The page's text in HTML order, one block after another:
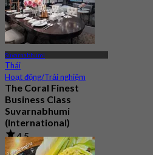
Suvarnabhumi
Thái
Hoạt động/Trải nghiệm
The Coral Finest
Business Class
Suvarnabhumi
(International)
4.5
130 Đã đặt chỗ